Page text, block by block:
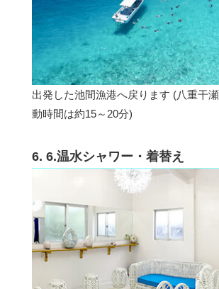
出発した池間漁港へ戻ります (八重干
動時間は約15～20分)
6. 6.温水シャワー・着替え